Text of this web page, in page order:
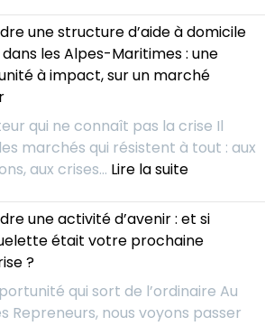
pour
mieux
les
?
une structure d’aide à domicile
les Alpes-Maritimes : une
à impact, sur un marché
qui ne connaît pas la crise Il
marchés qui résistent à tout : aux
aux crises… Lire la suite:
une
structure
domicile
agréée
une activité d’avenir : et si
était votre prochaine
?
qui sort de l’ordinaire Au
Repreneurs, nous voyons passer